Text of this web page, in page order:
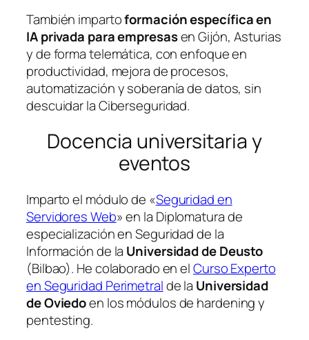
También impartoformación específica en
IA privada para empresasen Gijón, Asturias
y de forma telemática, con enfoque en
productividad, mejora de procesos,
automatización y soberanía de datos, sin
descuidar la Ciberseguridad.
Docencia universitaria y
eventos
Imparto el módulo de «Seguridad en
Servidores Web» en la Diplomatura de
especialización en Seguridad de la
Información de la Universidad de Deusto
(Bilbao). He colaborado en elCurso Experto
en Seguridad Perimetralde la Universidad
de Oviedoen los módulos de hardening y
pentesting.